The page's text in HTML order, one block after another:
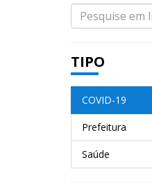
TIPO
COVID-19
Prefeitura
Saúde